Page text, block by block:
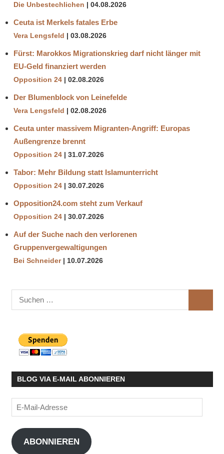
Die Unbestechlichen 04.08.2026
Ceuta ist Merkels fatales Erbe
Vera Lengsfeld 03.08.2026
Fürst: Marokkos Migrationskrieg darf nicht länger mit
EU-Geld finanziert werden
Opposition 24 02.08.2026
Der Blumenblock von Leinefelde
Vera Lengsfeld 02.08.2026
Ceuta unter massivem Migranten-Angriff: Europas
Außengrenze brennt
Opposition 24 31.07.2026
Tabor: Mehr Bildung statt Islamunterricht
Opposition 24 30.07.2026
Opposition24.com steht zum Verkauf
Opposition 24 30.07.2026
Auf der Suche nach den verlorenen
Gruppenvergewaltigungen
Bei Schneider 10.07.2026
Suchen
nach:
BLOG VIA E-MAIL ABONNIEREN
E-
Mail-
Adresse
ABONNIEREN